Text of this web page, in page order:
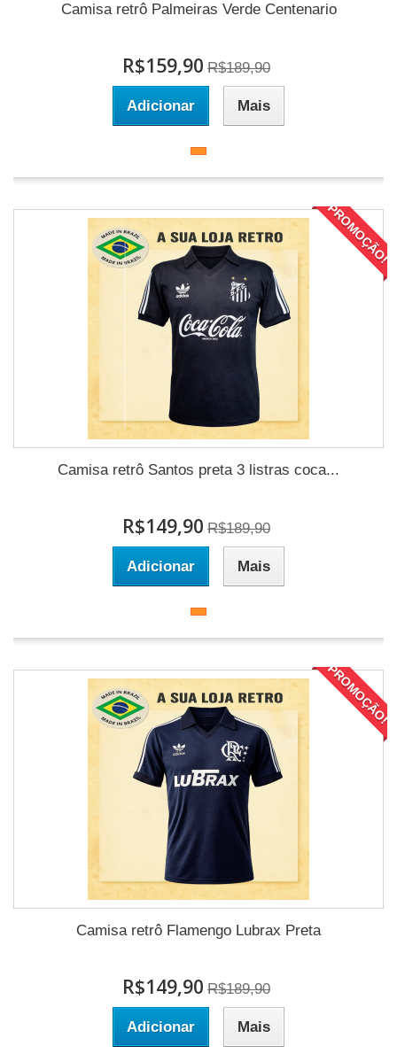
Camisa retrô Palmeiras Verde Centenario
R$159,90 R$189,90
Adicionar Mais
PROMOÇÃO!
Camisa retrô Santos preta 3 listras coca...
R$149,90 R$189,90
Adicionar Mais
PROMOÇÃO!
Camisa retrô Flamengo Lubrax Preta
R$149,90 R$189,90
Adicionar Mais